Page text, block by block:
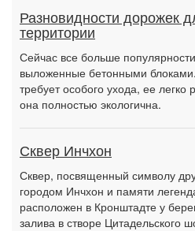
Разновидности дорожек
территории
Сейчас все больше
выложенные бетонными
требует особого ухода, ее легко
она полностью экологична.
Сквер Инчхон
Сквер, посвященный символу
городом Инчхон и памяти
расположен в Кронштадте у
залива в створе Цитадельского